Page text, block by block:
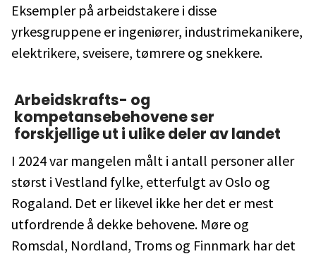
Eksempler på arbeidstakere i disse
yrkesgruppene er ingeniører, industrimekanikere,
elektrikere, sveisere, tømrere og snekkere.
Arbeidskrafts- og
kompetansebehovene ser
forskjellige ut i ulike deler av landet
I 2024 var mangelen målt i antall personer aller
størst i Vestland fylke, etterfulgt av Oslo og
Rogaland. Det er likevel ikke her det er mest
utfordrende å dekke behovene. Møre og
Romsdal, Nordland, Troms og Finnmark har det